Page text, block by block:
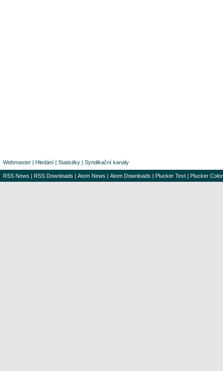
Webmaster | Hledání | Statistiky | Syndikační kanály
RSS News | RSS Downloads | Atom News | Atom Downloads | Plucker Text | Plucker Color